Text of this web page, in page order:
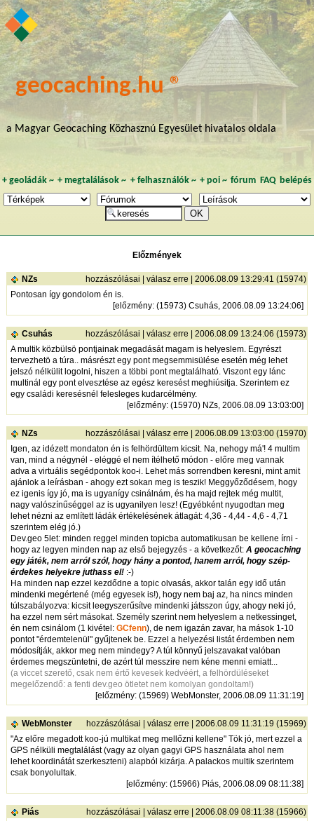
geocaching.hu ®
a Magyar Geocaching Közhasznú Egyesület hivatalos oldala
+ geoládák~ +megtalálások ~ + felhasználók~ + poi~ fórum FAQ belépés
Előzmények
NZs hozzászólásai | válasz erre | 2006.08.09 13:29:41 (15974)
Pontosan így gondolom én is.
[előzmény: (15973) Csuhás, 2006.08.09 13:24:06]
Csuhás hozzászólásai | válasz erre | 2006.08.09 13:24:06 (15973)
A multik közbülsö pontjainak megadását magam is helyeslem. Egyrészt
tervezhetö a túra.. másrészt egy pont megsemmisülése esetén még lehet
jelszó nélkülit logolni, hiszen a többi pont megtalálható. Viszont egy lánc
multinál egy pont elvesztése az egész keresést meghiúsitja. Szerintem ez
egy családi keresésnél felesleges kudarcélmény.
[előzmény: (15970) NZs, 2006.08.09 13:03:00]
NZs hozzászólásai | válasz erre | 2006.08.09 13:03:00 (15970)
Igen, az idézett mondaton én is felhördültem kicsit. Na, nehogy má'! 4 multim
van, mind a négynél - eléggé el nem ítélhető módon - előre meg vannak
adva a virtuális segédpontok koo-i. Lehet más sorrendben keresni, mint amit
ajánlok a leírásban - ahogy ezt sokan meg is teszik! Meggyőződésem, hogy
ez igenis így jó, ma is ugyanígy csinálnám, és ha majd rejtek még multit,
nagy valószínűséggel az is ugyanilyen lesz! (Egyébként nyugodtan meg
lehet nézni az említett ládák értékelésének átlagát: 4,36 - 4,44 - 4,6 - 4,71
szerintem elég jó.)
Dev.geo 5let: minden reggel minden topicba automatikusan be kellene írni -
hogy az legyen minden nap az első bejegyzés - a következőt: A geocaching
egy játék, nem arról szól, hogy hány a pontod, hanem arról, hogy szép-
érdekes helyekre juthass el!:-)
Ha minden nap ezzel kezdődne a topic olvasás, akkor talán egy idő után
mindenki megértené (még egyesek is!), hogy nem baj az, ha nincs minden
túlszabályozva: kicsit leegyszerűsítve mindenki játsszon úgy, ahogy neki jó,
ha ezzel nem sért másokat. Személy szerint nem helyeslem a netkessinget,
én nem csinálom (1 kivétel: GCfenn), de nem igazán zavar, ha mások 1-10
pontot "érdemtelenül" gyűjtenek be. Ezzel a helyezési listát érdemben nem
módosítják, akkor meg nem mindegy? A túl könnyű jelszavakat valóban
érdemes megszüntetni, de azért túl messzire nem kéne menni emiatt...
(a viccet szerető, csak nem értő kevesek kedvéért, a felhördüléseket
megelőzendő: a fenti dev.geo ötletet nem komolyan gondoltam!)
[előzmény: (15969) WebMonster, 2006.08.09 11:31:19]
WebMonster hozzászólásai | válasz erre | 2006.08.09 11:31:19 (15969)
"Az előre megadott koo-jú multikat meg mellőzni kellene" Tök jó, mert ezzel a
GPS nélküli megtalálást (vagy az olyan gagyi GPS használata ahol nem
lehet koordinátát szerkeszteni) alapból kizárja. A palackos multik szerintem
csak bonyolultak.
[előzmény: (15966) Piás, 2006.08.09 08:11:38]
Piás hozzászólásai | válasz erre | 2006.08.09 08:11:38 (15966)